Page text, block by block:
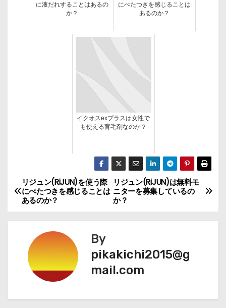
に液だれすることはあるの
か？
にべたつきを感じることは
あるのか？
イクオスexプラスは女性で
も使える育毛剤なのか？
投
稿
ビ
ゲ
リジュン(RiJUN)は無料モ
ニターを募集しているの
か？
リジュン(RiJUN)を使う際
にべたつきを感じることは
あるのか？
By
pikakichi2015@g
mail.com